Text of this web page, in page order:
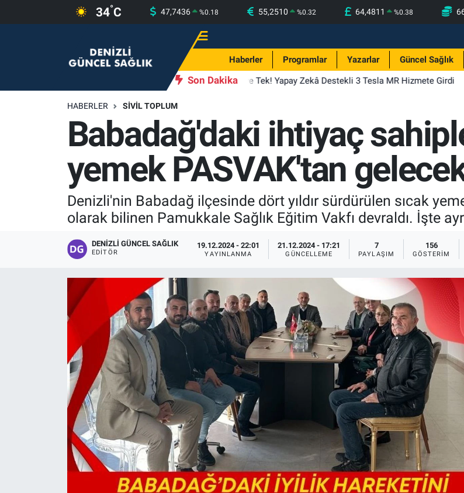
34°C 47,7436 %0.18 55,2510 %0.32 64,4811 %0.38
Haberler Programlar Yazarlar Güncel Sağlık
Son Dakika
11:46 Denizli’de İlk ve Tek! Yapay Zekâ Destekli 3 Tesla MR Hizmete Girdi
HABERLER SIVIL TOPLUM
Babadağ'daki ihtiyaç
yemek PASVAK'tan
Denizli'nin Babadağ ilçesinde dört yıldır sürdürülen sıcak
olarak bilinen Pamukkale Sağlık Eğitim Vakfı devraldı. İşte
DENIZLI GÜNCEL SAĞLIK
EDITÖR
19.12.2024 - 22:01
YAYINLANMA
21.12.2024 - 17:21
GÜNCELLEME
7
PAYLAŞIM
156
GÖSTERIM
Yazarlar
Güncel Sağlık
Beslenme
Gündem
Estetik ve Güzellik
Merkezefendi Nöbetçi Eczaneler
Merkezefendi Trafik Yoğunluk Haritası
Süper Lig Puan Durumu ve Fikstür
Tüm Manşetler
Son Dakika Haberleri
Haber Arşivi